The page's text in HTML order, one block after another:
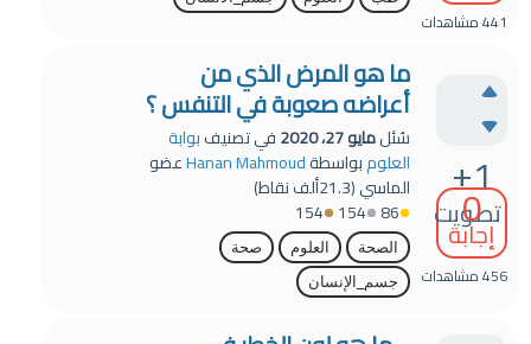
441مشاهدات
+1
تصويت
0
إجابة
456مشاهدات
ما هو المرض الذي من
أعراضه صعوبة في التنفس ؟
سُئلمايو 27، 2020 في تصنيفبوابة
العلومبواسطةHanan Mahmoudعضو
الماسي(21.3ألف
نقاط)
86
154
154
الصحة العلوم
صحة
جسم_الإنسان